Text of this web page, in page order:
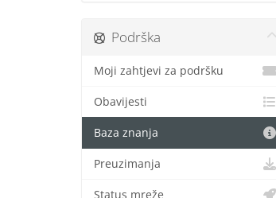
Podrška
Moji zahtjevi za podršku
Obavijesti
Baza znanja
Preuzimanja
Status mreže